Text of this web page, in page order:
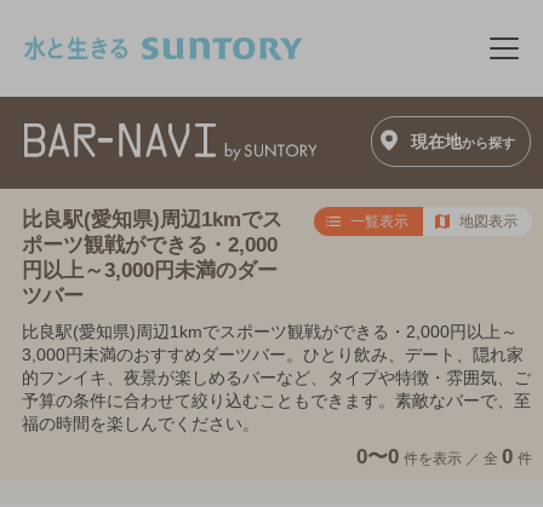
メ
現在地から探す
比良駅(愛知県)周辺1kmでス
ポーツ観戦ができる・2,000
円以上～3,000円未満のダー
ツバー
一覧表示 地図表示
比良駅(愛知県)周辺1kmでスポーツ観戦ができる・2,000円以上～
3,000円未満のおすすめダーツバー。ひとり飲み、デート、隠れ家
的フンイキ、夜景が楽しめるバーなど、タイプや特徴・雰囲気、ご
予算の条件に合わせて絞り込むこともできます。素敵なバーで、至
福の時間を楽しんでください。
0〜0 件を表示 ／ 全 0 件